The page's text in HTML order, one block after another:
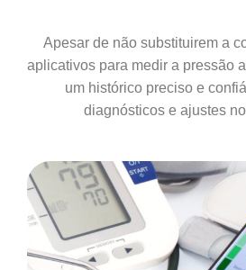
Apesar de não substituirem a
aplicativos para medir a pressão
um histórico preciso e
diagnósticos e ajustes